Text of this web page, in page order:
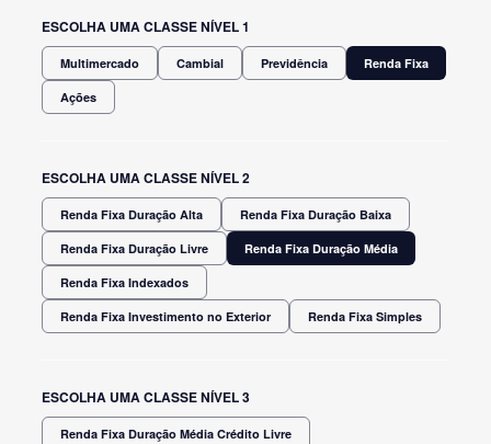
ESCOLHA UMA CLASSE NÍVEL 1
Multimercado Cambial Previdência Renda Fixa
Ações
ESCOLHA UMA CLASSE NÍVEL 2
Renda Fixa Duração Alta Renda Fixa Duração Baixa
Renda Fixa Duração Livre Renda Fixa Duração Média
Renda Fixa Indexados
Renda Fixa Investimento no Exterior Renda Fixa Simples
ESCOLHA UMA CLASSE NÍVEL 3
Renda Fixa Duração Média Crédito Livre